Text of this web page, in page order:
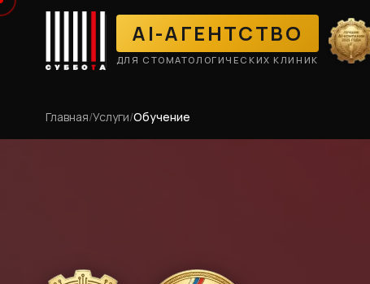
AI-АГЕНТСТВО
ДЛЯ СТОМАТОЛОГИЧЕСКИХ КЛИНИК
Главная/Услуги/Обучение